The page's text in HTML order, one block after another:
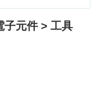
子元件 > 工具